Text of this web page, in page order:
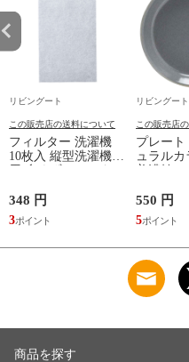
リビングート
この販売店の送料について
フィルター 洗濯機
10枚入 縦型洗濯機専
用 糸くずフィルター
ミ取り 糸くず ゴミ
使い捨て 抗菌 洗濯
くず取り 排水口 ご
348 円
3
リビングート
この販売店
プレート
ュラル
美濃焼
ケーキ皿
取り皿
デザート
しゃれ
ュ】
550 円
5
商品を探す